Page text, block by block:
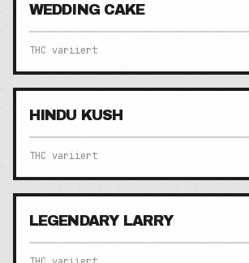
WEDDING CAKE
THC variiert
HINDU KUSH
THC variiert
LEGENDARY LARRY